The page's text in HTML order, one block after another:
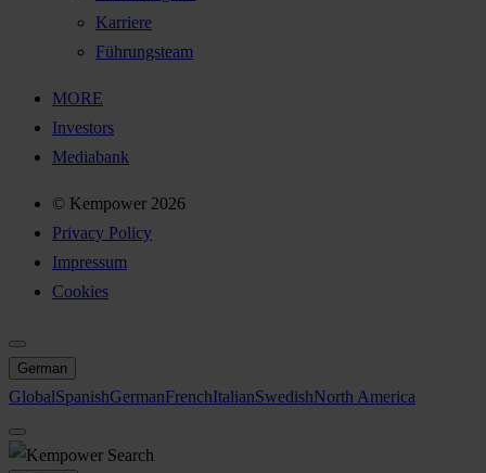
Karriere
Führungsteam
MORE
Investors
Mediabank
© Kempower 2026
Privacy Policy
Impressum
Cookies
German
GlobalSpanishGermanFrenchItalianSwedishNorth America
Search